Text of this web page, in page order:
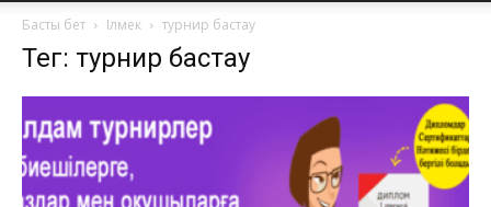
конкурстар
Басты бет Ілмек турнир бастау
Тег: турнир бастау